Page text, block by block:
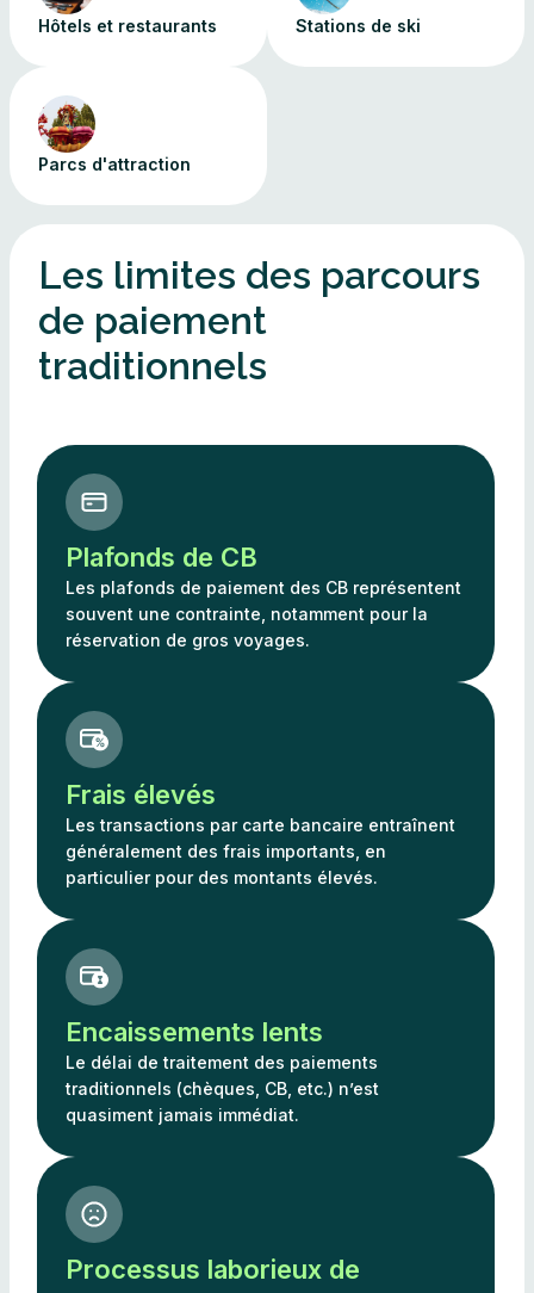
Hôtels et restaurants Stations de ski
Parcs d'attraction
Les limites des parcours
de paiement
traditionnels
Plafonds de CB​
Les plafonds de paiement des CB représentent
souvent une contrainte, notamment pour la
réservation de gros voyages.
Frais élevés
Les transactions par carte bancaire entraînent
généralement des frais importants, en
particulier pour des montants élevés.
Encaissements lents
Le délai de traitement des paiements
traditionnels (chèques, CB, etc.) n’est
quasiment jamais immédiat.
Processus laborieux de